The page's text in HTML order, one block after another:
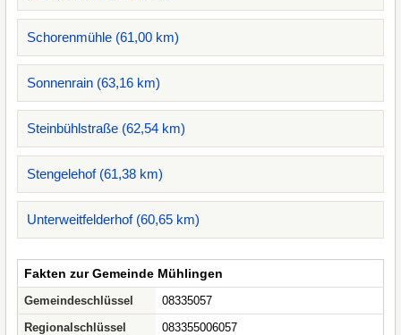
Schorenmühle (61,00 km)
Sonnenrain (63,16 km)
Steinbühlstraße (62,54 km)
Stengelehof (61,38 km)
Unterweitfelderhof (60,65 km)
Fakten zur Gemeinde Mühlingen
Gemeindeschlüssel
08335057
Regionalschlüssel
083355006057